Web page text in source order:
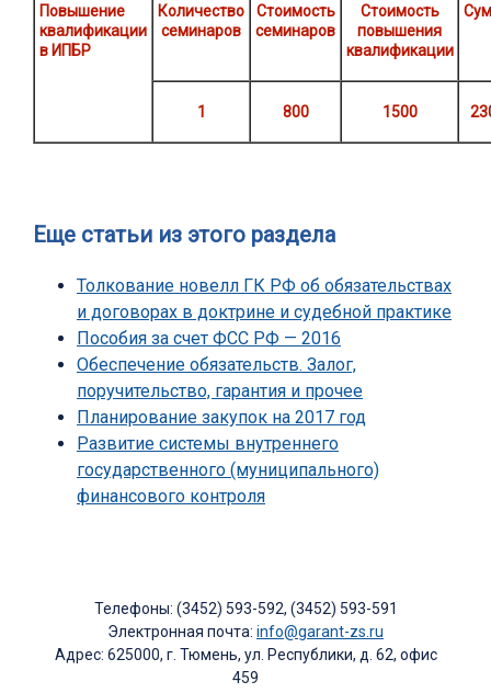
Повышение
квалификации
в ИПБР
Количество
семинаров
Стоимость
семинаров
Стоимость
повышения
квалификации
1 800 1500
Еще статьи из этого раздела
Толкование новелл ГК РФ об обязательствах
и договорах в доктрине и судебной практике
Пособия за счет ФСС РФ — 2016
Обеспечение обязательств. Залог,
поручительство, гарантия и прочее
Планирование закупок на 2017 год
Развитие системы внутреннего
государственного (муниципального)
финансового контроля
Телефоны: (3452) 593-592, (3452) 593-591
Электронная почта: info@garant-zs.ru
Адрес: 625000, г. Тюмень, ул. Республики, д. 62, офис
459